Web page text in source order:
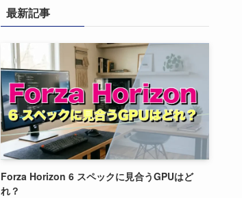
最新記事
Forza Horizon 6 スペックに見合うGPUはど
れ？